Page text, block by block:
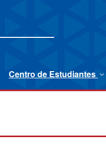
Centro de Estudiantes